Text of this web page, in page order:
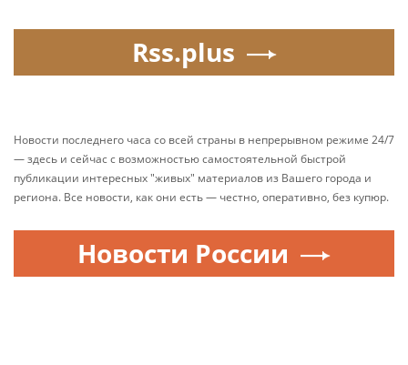
Rss.plus
Новости последнего часа со всей страны в непрерывном режиме 24/7
— здесь и сейчас с возможностью самостоятельной быстрой
публикации интересных "живых" материалов из Вашего города и
региона. Все новости, как они есть — честно, оперативно, без купюр.
Новости России